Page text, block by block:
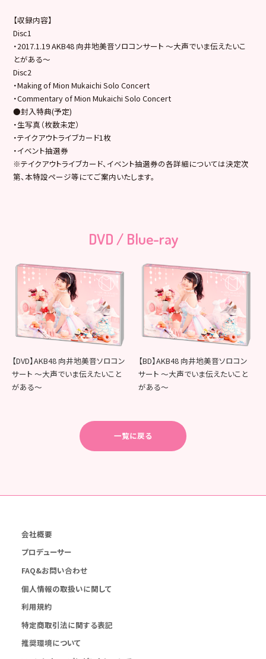
【収録内容】
Disc1
・2017.1.19 AKB48 向井地美音ソロコンサート ～大声でいま伝えたいこ
とがある～
Disc2
・Making of Mion Mukaichi Solo Concert
・Commentary of Mion Mukaichi Solo Concert
●封入特典(予定)
・生写真（枚数未定）
・テイクアウトライブカード1枚
・イベント抽選券
※テイクアウトライブカード、イベント抽選券の各詳細については決定次
第、本特設ページ等にてご案内いたします。
DVD / Blue-ray
【DVD】AKB48 向井地美音ソロコン
サート ～大声でいま伝えたいこと
がある～
【BD】AKB48 向井地美音ソロコン
サート ～大声でいま伝えたいこと
がある～
一覧に戻る
会社概要
プロデューサー
FAQ&お問い合わせ
個人情報の取扱いに関して
利用規約
特定商取引法に関する表記
推奨環境について